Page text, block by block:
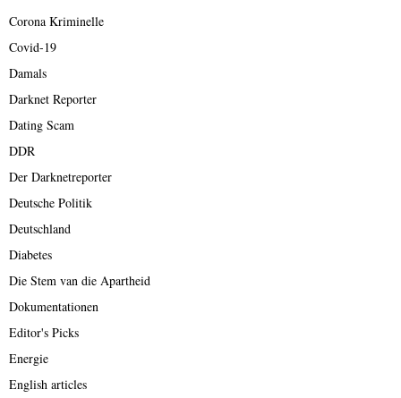
Corona Kriminelle
Covid-19
Damals
Darknet Reporter
Dating Scam
DDR
Der Darknetreporter
Deutsche Politik
Deutschland
Diabetes
Die Stem van die Apartheid
Dokumentationen
Editor's Picks
Energie
English articles